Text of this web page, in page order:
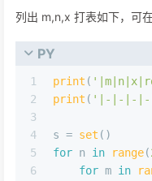
(log_2
n -
log_2
m)
列出 m,n,x 打表如下，可
PY
1
2
3
4
5
6
print (
print ( '|-|-|-
s = set ()
for n in range(
for m in